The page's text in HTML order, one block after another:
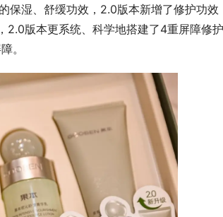
湿、舒缓功效，2.0版本新增了修护功效
2.0版本更系统、科学地搭建了4重屏障修护
。